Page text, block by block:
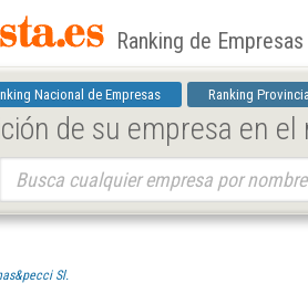
Ranking de Empresas
Nacional de Empresas Ranking
de su empresa en
Sl.